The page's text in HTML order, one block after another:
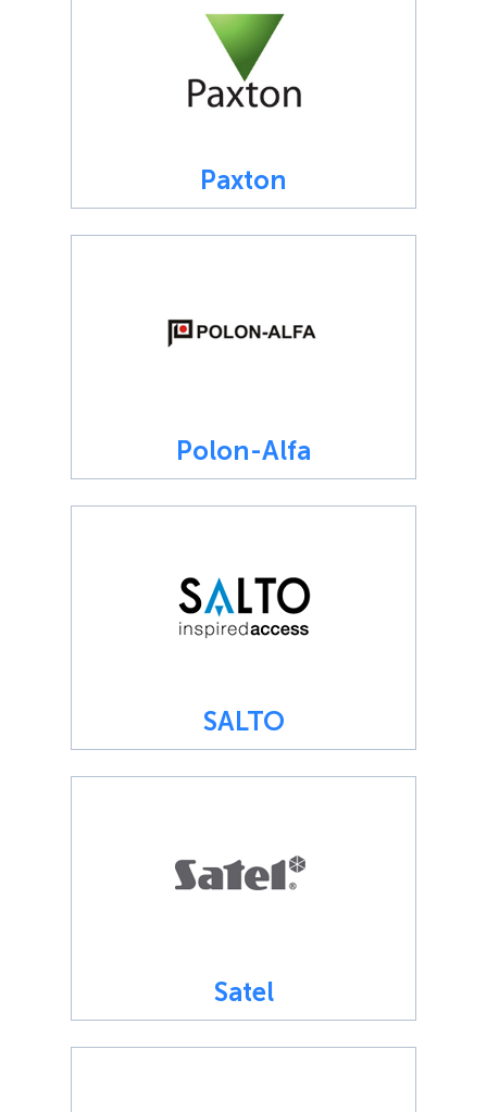
Paxton
Polon-Alfa
SALTO
Satel